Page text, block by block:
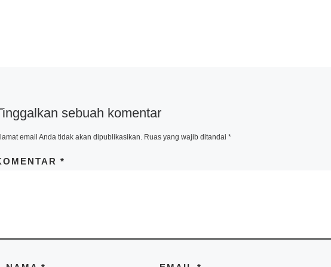
sebuah komentar
email Anda tidak akan dipublikasikan. Ruas yang wajib ditandai *
*